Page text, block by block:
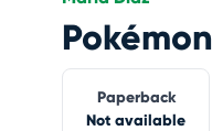
Paperback
Not available